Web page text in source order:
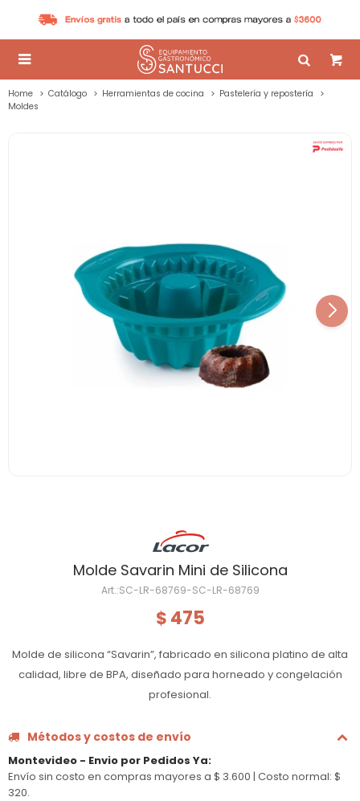

Home Catálogo Herramientas de cocina
Pastelería y repostería
Moldes
Molde Savarin Mini de Silicona
SC-LR-68769-SC-LR-68769
$ 475
Molde de silicona “Savarin”, fabricado en silicona platino de alta
calidad, libre de BPA, diseñado para horneado y congelación
profesional.
Métodos y costos de envío
Montevideo - Envio por Pedidos Ya:
Envío sin costo en compras mayores a $ 3.600 | Costo normal: $
320.